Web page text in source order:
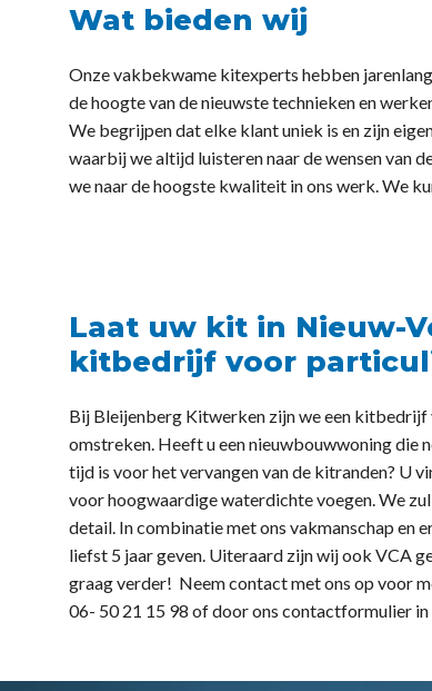
Wat bieden wij
Onze vakbekwame kitexperts hebben
de hoogte van de nieuwste technieken en
We begrijpen dat elke klant uniek is en zijn
waarbij we altijd luisteren naar de wensen van
we naar de hoogste kwaliteit in ons werk. We
Laat uw kit in Nieuw-
kitbedrijf voor
Bij Bleijenberg Kitwerken zijn we een
omstreken. Heeft u een nieuwbouwwoning die
tijd is voor het vervangen van de kitranden? U
voor hoogwaardige waterdichte voegen. We
detail. In combinatie met ons vakmanschap en
liefst 5 jaar geven. Uiteraard zijn wij ook VCA
graag verder! Neem contact met ons op voor
06- 50 21 15 98 of door ons contactformulier in